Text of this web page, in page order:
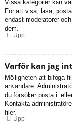
Vissa kategorier kan
För att visa, läsa,
endast moderatorer
dem.
Upp
Varför kan jag
Möjligheten att bifoga
användare.
du försöker posta i,
Kontakta
filer.
Upp